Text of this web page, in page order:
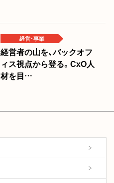
経営･事業
経営者の山を、バックオフ
ィス視点から登る。CxO人
材を目…